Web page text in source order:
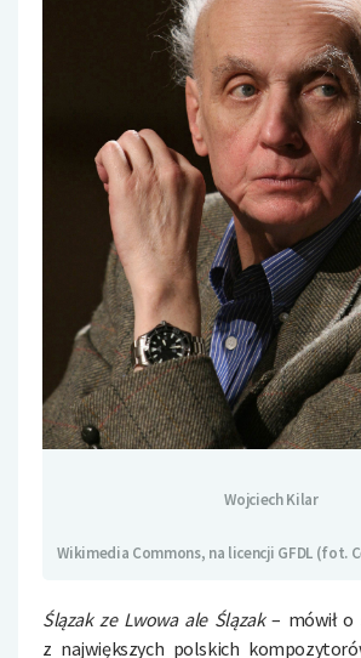
Wojciech Kilar
Wikimedia Commons, na licencji GFDL (fot.
Ślązakze Lwowa ale Ślązak– mówił o
z największych polskich